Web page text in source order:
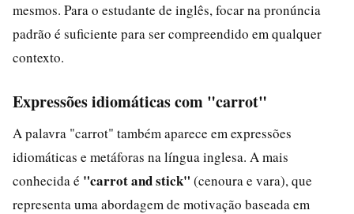
mesmos. Para o estudante de inglês, focar na pronúncia
padrão é suficiente para ser compreendido em qualquer
contexto.
Expressões idiomáticas com "carrot"
A palavra "carrot" também aparece em expressões
idiomáticas e metáforas na língua inglesa. A mais
conhecida é "carrot and stick" (cenoura e vara), que
representa uma abordagem de motivação baseada em